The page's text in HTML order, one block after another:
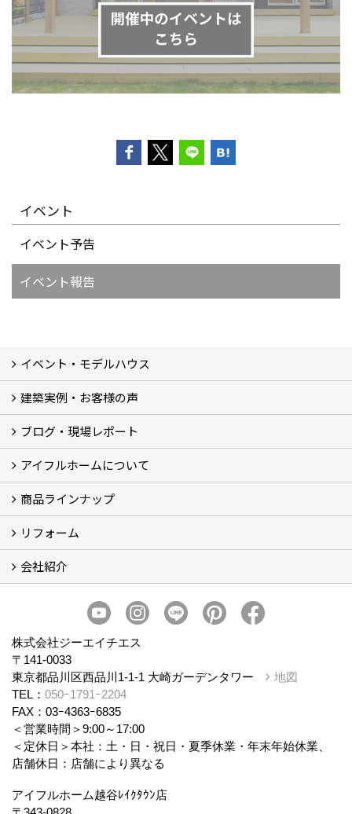
イベント
イベント予告
イベント報告
イベント・モデルハウス
イベント
モデルハウス見学
建築実例・お客様の声
建築実例
お客様の声
ブログ・現場レポート
ブログ
現場レポート
アイフルホームについて
アイフルホームについて (5)
商品ラインナップ
商品ラインナップ
リフォーム
まるごと断熱リフォーム
イベント情報
施工事例
会社紹介
スタッフ紹介
個人情報保護方針
株式会社ジーエイチエス
〒141-0033
東京都品川区西品川1-1-1 大崎ガーデンタワー
地図
TEL： 050ｰ1791ｰ2204
FAX：03ｰ4363ｰ6835
＜営業時間＞9:00～17:00
＜定休日＞本社：土・日・祝日・夏季休業・年末年始休業、
店舗休日：店舗により異なる
アイフルホーム越谷ﾚｲｸﾀｳﾝ店